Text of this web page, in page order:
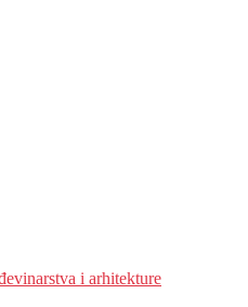
i arhitekture